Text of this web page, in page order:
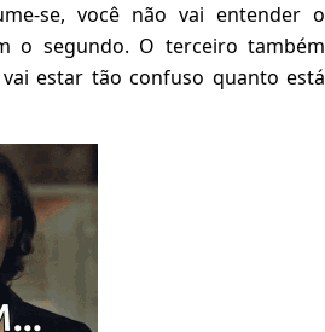
se, você não vai entender o
o segundo. O terceiro também
estar tão confuso quanto está